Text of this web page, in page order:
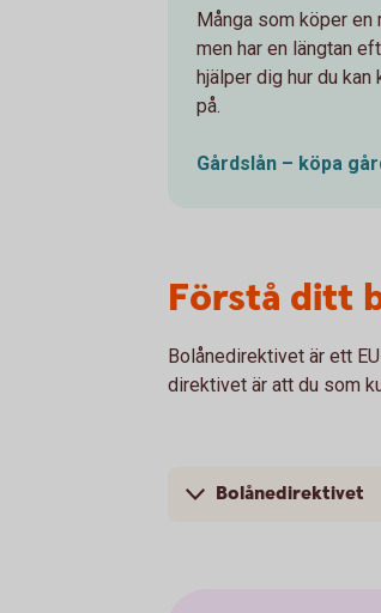
Många som köper en
men har en längtan
hjälper dig hur du kan
på.
Gårdslån – köpa
Förstå ditt
Bolånedirektivet är ett
direktivet är att du som
Bolånedirektivet